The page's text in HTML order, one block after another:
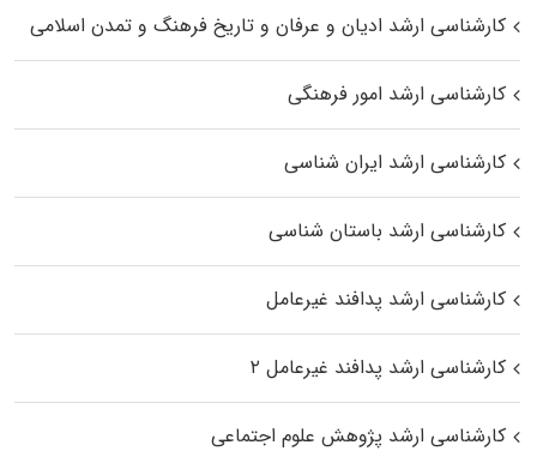
کارشناسی ارشد ادیان و عرفان و تاریخ فرهنگ و تمدن اسلامی
کارشناسی ارشد امور فرهنگی
کارشناسی ارشد ایران شناسی
کارشناسی ارشد باستان شناسی
کارشناسی ارشد پدافند غیرعامل
کارشناسی ارشد پدافند غیرعامل ۲
کارشناسی ارشد پژوهش علوم اجتماعی